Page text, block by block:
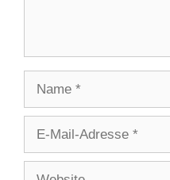
Adresse